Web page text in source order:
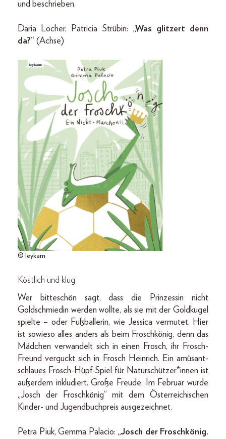
und beschrieben.
Daria Locher, Patricia Strübin: „Was glitzert denn
da?“ (Achse)
© leykam
Köstlich und klug
Wer bitteschön sagt, dass die Prinzessin nicht
Goldschmiedin werden wollte, als sie mit der Goldkugel
spielte – oder Fußballerin, wie Jessica vermutet. Hier
ist sowieso alles anders als beim Froschkönig, denn das
Mädchen verwandelt sich in einen Frosch, ihr Frosch-
Freund verguckt sich in Frosch Heinrich. Ein amüsant-
schlaues Frosch-Hüpf-Spiel für Naturschützer*innen ist
außerdem inkludiert. Große Freude: Im Februar wurde
„Josch der Froschkönig“ mit dem Österreichischen
Kinder- und Jugendbuchpreis ausgezeichnet.
Petra Piuk, Gemma Palacio: „Josch der Froschkönig.